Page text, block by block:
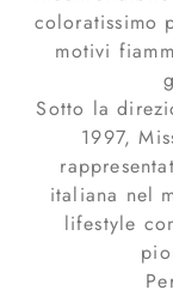
coloratissimo
motivi
Sotto la
1997,
italiana nel
lifestyle